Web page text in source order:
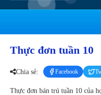
Thực đơn tuần 10
Chia sẻ: Facebook
Thực đơn bán trú tuần 10 của